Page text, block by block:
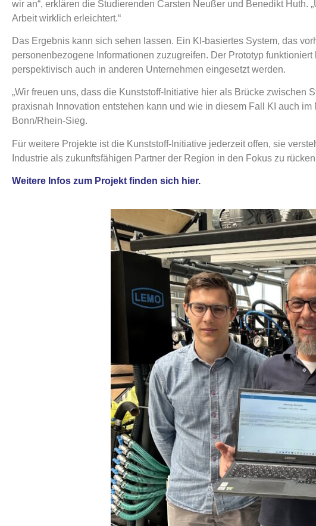
wir an“, erklären die Studierenden Carsten Neußer und Benedikt
Arbeit wirklich erleichtert.“
Das Ergebnis kann sich sehen lassen. Ein KI-basiertes System, das
personenbezogene Informationen zuzugreifen. Der Prototyp
perspektivisch auch in anderen Unternehmen eingesetzt werden.
„Wir freuen uns, dass die Kunststoff-Initiative hier als Brücke
praxisnah Innovation entstehen kann und wie in diesem Fall KI auch
Bonn/Rhein-Sieg.
Für weitere Projekte ist die Kunststoff-Initiative jederzeit offen, sie
Industrie als zukunftsfähigen Partner der Region in den Fokus zu
Weitere Infos zum Projekt finden sich hier.